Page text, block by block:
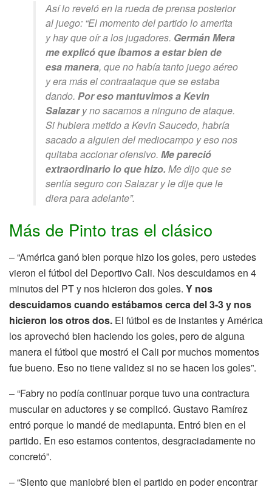
Así lo reveló en la rueda de prensa posterior
al juego: “El momento del partido lo amerita
y hay que oír a los jugadores. Germán Mera
me explicó que íbamos a estar bien de
esa manera, que no había tanto juego aéreo
y era más el contraataque que se estaba
dando. Por eso mantuvimos a Kevin
Salazary no sacamos a ninguno de ataque.
Si hubiera metido a Kevin Saucedo, habría
sacado a alguien del mediocampo y eso nos
quitaba accionar ofensivo. Me pareció
extraordinario lo que hizo. Me dijo que se
sentía seguro con Salazar y le dije que le
diera para adelante”.
Más de Pinto tras el clásico
– “América ganó bien porque hizo los goles, pero ustedes
vieron el fútbol del Deportivo Cali. Nos descuidamos en 4
minutos del PT y nos hicieron dos goles. Y nos
descuidamos cuando estábamos cerca del 3-3 y nos
hicieron los otros dos. El fútbol es de instantes y América
los aprovechó bien haciendo los goles, pero de alguna
manera el fútbol que mostró el Cali por muchos momentos
fue bueno. Eso no tiene validez si no se hacen los goles”.
– “Fabry no podía continuar porque tuvo una contractura
muscular en aductores y se complicó. Gustavo Ramírez
entró porque lo mandé de mediapunta. Entró bien en el
partido. En eso estamos contentos, desgraciadamente no
concretó”.
– “Siento que maniobré bien el partido en poder encontrar